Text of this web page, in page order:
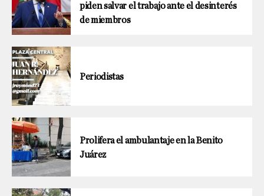
piden salvar el trabajo ante el desinterés
de miembros
Periodistas
Prolifera el ambulantaje en la Benito
Juárez